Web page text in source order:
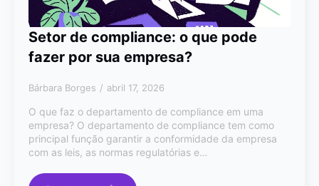
Setor de compliance: o que pode
fazer por sua empresa?
Bárbara Borges abril 17, 2026
O que faz o departamento de compliance em uma
empresa? O departamento de compliance tem como
principal função garantir a conformidade da empresa
com as leis, as normas regulatórias e…